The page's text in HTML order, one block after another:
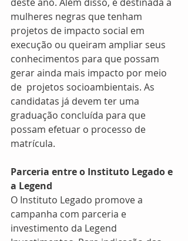
mulheres negras que tenham
projetos de impacto social em
execução ou queiram ampliar seus
conhecimentos para que possam
gerar ainda mais impacto por meio
de  projetos socioambientais. As
candidatas já devem ter uma
graduação concluída para que
possam efetuar o processo de
matrícula.
Parceria entre o Instituto Legado e
a Legend
O Instituto Legado promove a
campanha com parceria e
investimento da Legend